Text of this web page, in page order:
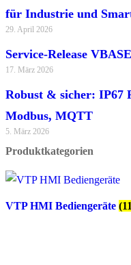
für Industrie und
29. April 2026
Service-Release
17. März 2026
Robust & sicher: IP67
Modbus, MQTT
5. März 2026
Produktkategorien
VTP HMI Bediengeräte